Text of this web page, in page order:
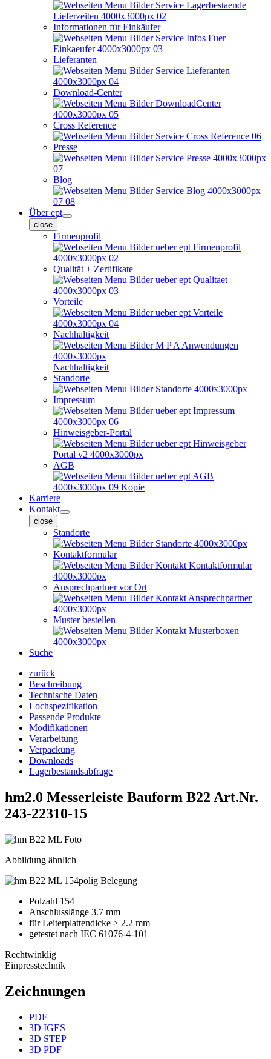
Informationen für Einkäufer
Lieferanten
Download-Center
Cross Reference
Presse
Blog
Über ept
close
Firmenprofil
Qualität + Zertifikate
Vorteile
Nachhaltigkeit
Nachhaltigkeit
Standorte
Impressum
Hinweisgeber-Portal
AGB
Karriere
Kontakt
close
Standorte
Kontaktformular
Ansprechpartner vor Ort
Muster bestellen
Suche
zurück
Beschreibung
Technische Daten
Lochspezifikation
Passende Produkte
Modifikationen
Verarbeitung
Verpackung
Downloads
Lagerbestandsabfrage
hm2.0 Messerleiste Bauform B22 Art.Nr.
243-22310-15
Abbildung ähnlich
Polzahl 154
Anschlusslänge 3.7 mm
für Leiterplattendicke > 2.2 mm
getestet nach IEC 61076-4-101
Rechtwinklig
Einpresstechnik
Zeichnungen
PDF
3D IGES
3D STEP
3D PDF